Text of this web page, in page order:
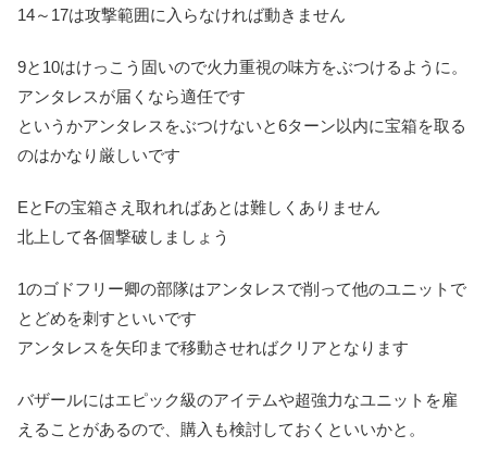
14～17は攻撃範囲に入らなければ動きません
9と10はけっこう固いので火力重視の味方をぶつけるように。
アンタレスが届くなら適任です
というかアンタレスをぶつけないと6ターン以内に宝箱を取る
のはかなり厳しいです
EとFの宝箱さえ取れればあとは難しくありません
北上して各個撃破しましょう
1のゴドフリー卿の部隊はアンタレスで削って他のユニットで
とどめを刺すといいです
アンタレスを矢印まで移動させればクリアとなります
バザールにはエピック級のアイテムや超強力なユニットを雇
えることがあるので、購入も検討しておくといいかと。